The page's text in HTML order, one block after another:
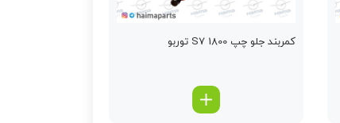
کمربند جلو چپ S7 1800 توربو